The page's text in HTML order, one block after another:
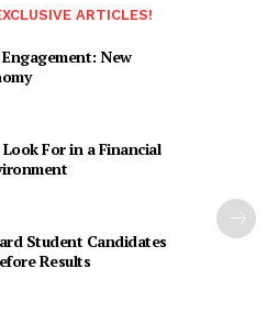
ARTICLES!
New
For in a Financial
Student Candidates
Results